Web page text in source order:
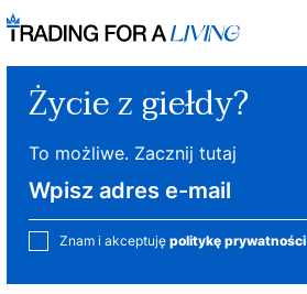
Życie z giełdy?
To możliwe. Zacznij tutaj
Znam i akceptuję politykę prywatności